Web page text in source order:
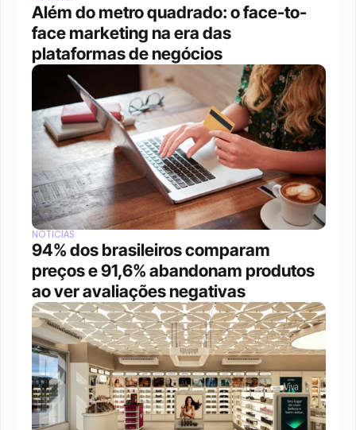
Além do metro quadrado: o face-to-
face marketing na era das
plataformas de negócios
NOTÍCIAS
94% dos brasileiros comparam
preços e 91,6% abandonam produtos
ao ver avaliações negativas